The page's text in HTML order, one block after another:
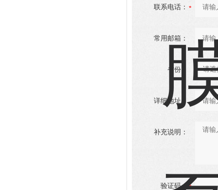
联系电话：
常用邮箱：
省份：
详细地址：
补充说明：
验证码：